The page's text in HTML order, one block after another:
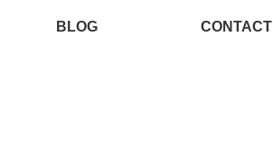
BLOG CONTACT